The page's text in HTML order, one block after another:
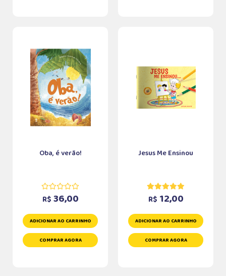
Oba, é verão!
R$ 36,00
ADICIONAR AO CARRINHO
COMPRAR AGORA
Jesus Me Ensinou
R$ 12,00
ADICIONAR AO CARRINHO
COMPRAR AGORA